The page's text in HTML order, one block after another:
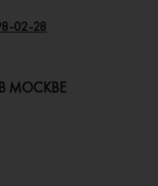
02-28
МОСКВЕ